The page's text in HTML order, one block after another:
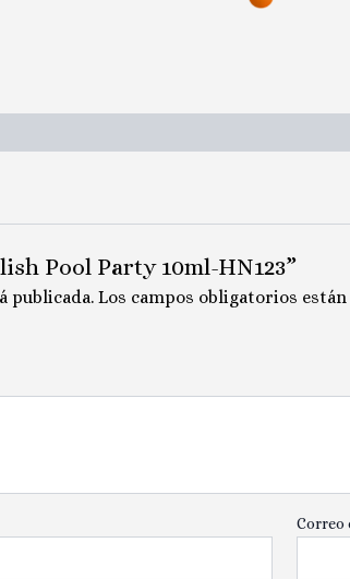
Pool Party 10ml-HN123”
publicada. Los campos obligatorios